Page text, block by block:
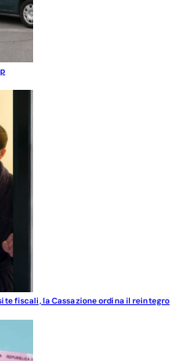
fiscali, la Cassazione ordina il reintegro